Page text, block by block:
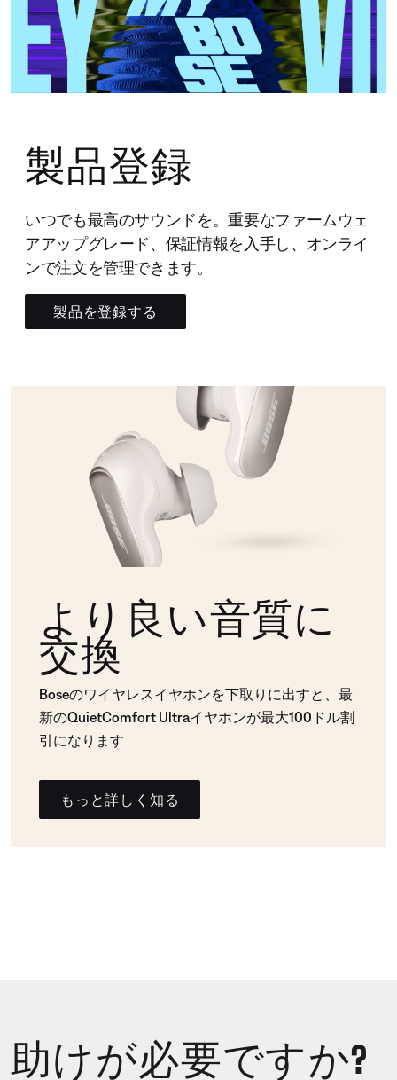
製品登録
いつでも最高のサウンドを。重要なファームウェ
アアップグレード、保証情報を入手し、オンライ
ンで注文を管理できます。
製品を登録する
より良い音質に
交換
Boseのワイヤレスイヤホンを下取りに出すと、最
新のQuietComfort Ultraイヤホンが最大100ドル割
引になります
もっと詳しく知る
助けが必要ですか?